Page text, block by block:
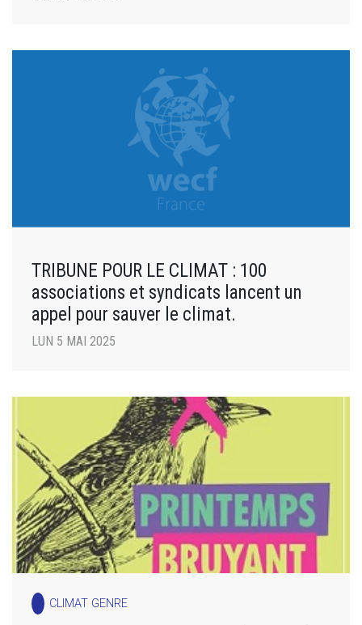
TRIBUNE POUR LE CLIMAT : 100
associations et syndicats lancent un
appel pour sauver le climat.
LUN 5 MAI 2025
CLIMAT GENRE